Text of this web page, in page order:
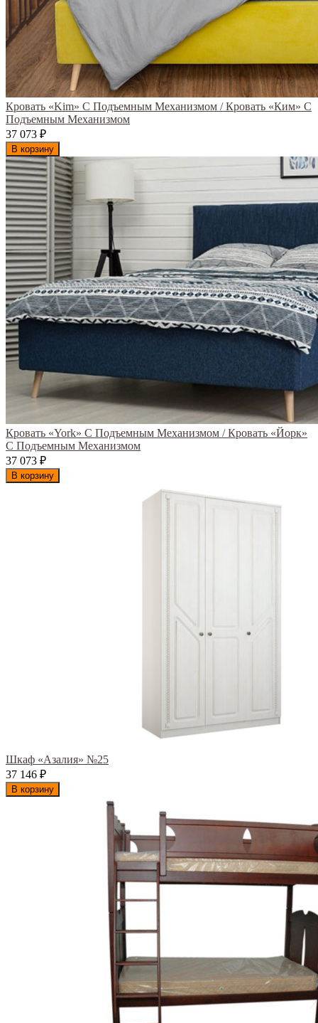
Кровать «Kim» С Подъемным Механизмом / Кровать «Ким» С
Подъемным Механизмом
37 073 ₽
В корзину
Кровать «York» С Подъемным Механизмом / Кровать «Йорк»
С Подъемным Механизмом
37 073 ₽
В корзину
Шкаф «Азалия» №25
37 146 ₽
В корзину